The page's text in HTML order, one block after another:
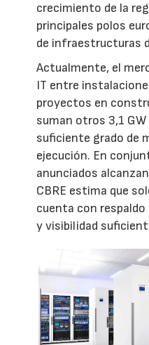
crecimiento de la
principales polos
de infraestructuras
Actualmente, el
IT entre
proyectos en
suman otros 3,1
suficiente grado de
ejecución. En
anunciados
CBRE estima que
cuenta con
y visibilidad